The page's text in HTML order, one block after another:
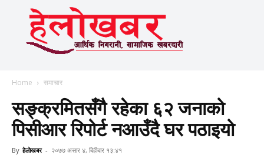
Home समाचार
सङ्क्रमितसँगै रहेका ६२ जनाको
पिसीआर रिपोर्ट नआउँदै घर पठाइयो
By हेलाेखबर - २०७७ असार ४, बिहीबार १३:४१